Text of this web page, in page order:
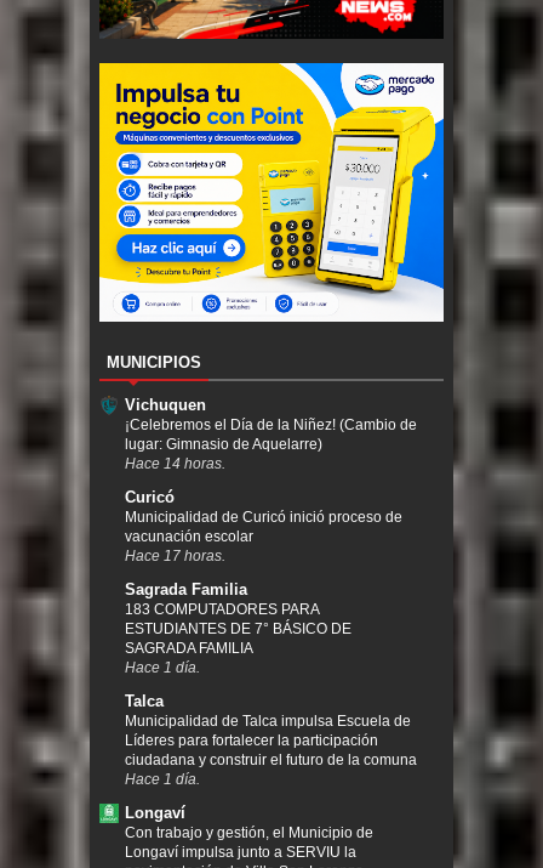
MUNICIPIOS
Vichuquen
¡Celebremos el Día de la Niñez! (Cambio de
lugar: Gimnasio de Aquelarre)
Hace 14 horas.
Curicó
Municipalidad de Curicó inició proceso de
vacunación escolar
Hace 17 horas.
Sagrada Familia
183 COMPUTADORES PARA
ESTUDIANTES DE 7° BÁSICO DE
SAGRADA FAMILIA
Hace 1 día.
Talca
Municipalidad de Talca impulsa Escuela de
Líderes para fortalecer la participación
ciudadana y construir el futuro de la comuna
Hace 1 día.
Longaví
Con trabajo y gestión, el Municipio de
Longaví impulsa junto a SERVIU la